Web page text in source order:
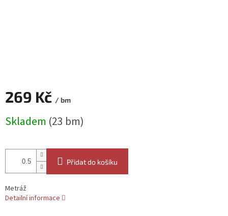
269 Kč / bm
cena:
Skladem (23 bm)
Přidat do košíku
Metráž
Detailní informace